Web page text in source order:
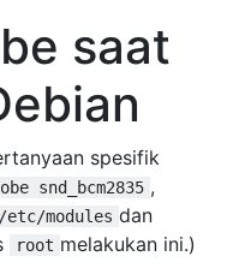
saat
spesifik
snd_bcm2835 ,
/etc/modules dan
root melakukan ini.)